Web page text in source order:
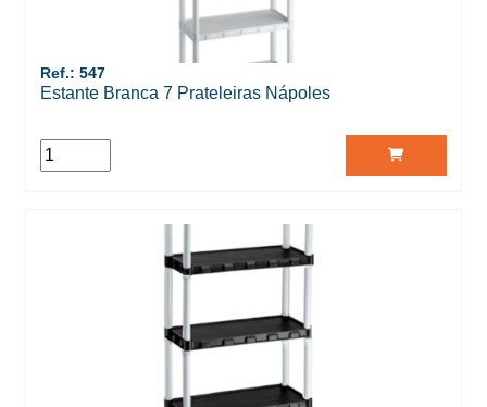
Ref.: 547
Estante Branca 7 Prateleiras Nápoles